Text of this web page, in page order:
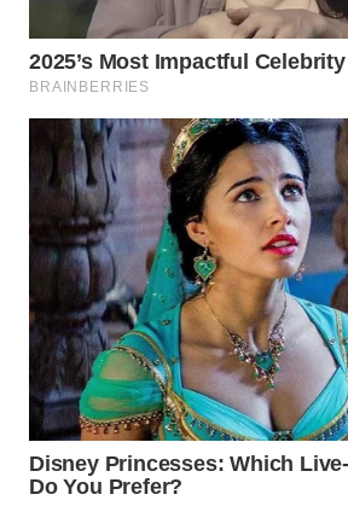
KALTARA
WN
WN
KALTIM
WN
SULSEL
WN
GORONTALO
WN
SULUT